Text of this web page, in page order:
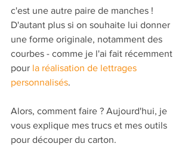
c'est une autre paire de manches !
D'autant plus si on souhaite lui donner
une forme originale, notamment des
courbes - comme je l'ai fait récemment
pour la réalisation de lettrages
personnalisés.
Alors, comment faire ? Aujourd'hui, je
vous explique mes trucs et mes outils
pour découper du carton.